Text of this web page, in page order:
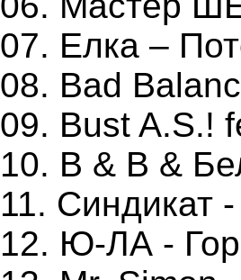
07. Елка –
08. Bad
09. Bust A.S.!
10. B & B &
11. Синдикат
12. Ю-ЛА -